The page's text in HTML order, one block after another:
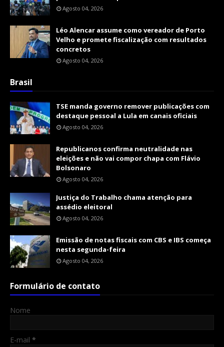
Agosto 04, 2026
Léo Alencar assume como vereador de Porto
Velho e promete fiscalização com resultados
concretos
Agosto 04, 2026
Brasil
TSE manda governo remover publicações com
destaque pessoal a Lula em canais oficiais
Agosto 04, 2026
Republicanos confirma neutralidade nas
eleições e não vai compor chapa com Flávio
Bolsonaro
Agosto 04, 2026
Justiça do Trabalho chama atenção para
assédio eleitoral
Agosto 04, 2026
Emissão de notas fiscais com CBS e IBS começa
nesta segunda-feira
Agosto 04, 2026
Formulário de contato
Nome
E-mail *